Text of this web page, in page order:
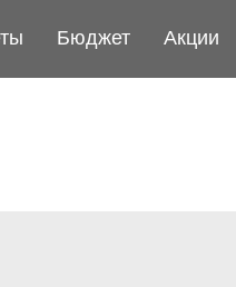
Бюджет Акции